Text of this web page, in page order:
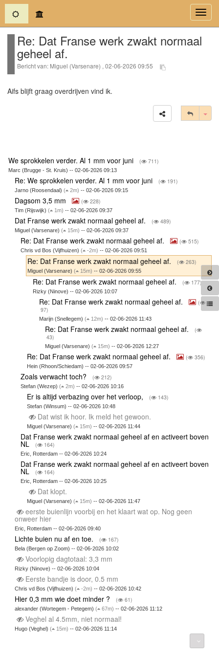
(current)
Re: Dat Franse werk zwakt normaal
geheel af.
Bericht van: Miguel (Varsenare) , 02-06-2026 09:55
Aifs blijft graag overdrijven vind ik.
We sprokkelen verder. Al 1 mm voor juni ( 711)
Marc (Brugge - St. Kruis) -- 02-06-2026 09:13
Re: We sprokkelen verder. Al 1 mm voor juni ( 191)
Jarno (Roosendaal) ( 2m) -- 02-06-2026 09:15
Dagsom 3,5 mm ( 228)
Tim (Rijswijk) ( 1m) -- 02-06-2026 09:37
Dat Franse werk zwakt normaal geheel af. ( 489)
Miguel (Varsenare) ( 15m) -- 02-06-2026 09:37
Re: Dat Franse werk zwakt normaal geheel af. ( 515)
Chris vd Bos (Vijfhuizen)( -2m) -- 02-06-2026 09:51
Re: Dat Franse werk zwakt normaal geheel af. ( 263)
Miguel (Varsenare) ( 15m) -- 02-06-2026 09:55
Re: Dat Franse werk zwakt normaal geheel af. ( 177)
Rizky (Ninove) -- 02-06-2026 10:07
Re: Dat Franse werk zwakt normaal geheel af.
(
97)
Marijn (Snellegem) ( 12m) -- 02-06-2026 11:43
Re: Dat Franse werk zwakt normaal geheel af.
(
43)
Miguel (Varsenare)( 15m) -- 02-06-2026 12:27
Re: Dat Franse werk zwakt normaal geheel af. ( 356)
Hein (Rhoon/Schiedam) -- 02-06-2026 09:57
Zoals verwacht toch? ( 212)
Stefan (Wezep)( 2m) -- 02-06-2026 10:16
Er is altijd verbazing over het verloop, ( 143)
Stefan (Winsum) -- 02-06-2026 10:48
Dat wist ik hoor. Ik meld het gewoon.
Miguel (Varsenare) ( 15m) -- 02-06-2026 11:44
Dat Franse werk zwakt normaal geheel af en activeert boven
NL ( 164)
Eric, Rotterdam -- 02-06-2026 10:24
Dat Franse werk zwakt normaal geheel af en activeert boven
NL ( 164)
Eric, Rotterdam -- 02-06-2026 10:25
Dat klopt.
Miguel (Varsenare) ( 15m) -- 02-06-2026 11:47
eerste buienlijn voorbij en het klaart wat op. Nog geen
onweer hier
Eric, Rotterdam -- 02-06-2026 09:40
Lichte buien nu af en toe. ( 167)
Bela (Bergen op Zoom) -- 02-06-2026 10:02
Voorlopig dagtotaal: 3,3 mm
Rizky (Ninove) -- 02-06-2026 10:04
Eerste bandje is door, 0.5 mm
Chris vd Bos (Vijfhuizen) ( -2m) -- 02-06-2026 10:42
Hier 0,3 mm wie doet minder ? ( 61)
alexander (Wortegem - Petegem) ( 67m) -- 02-06-2026 11:12
Veghel al 4.5mm, niet normaal!
Hugo (Veghel) ( 15m) -- 02-06-2026 11:14